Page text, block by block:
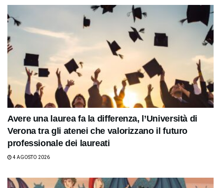
Avere una laurea fa la differenza, l’Università di
Verona tra gli atenei che valorizzano il futuro
professionale dei laureati
4 AGOSTO 2026